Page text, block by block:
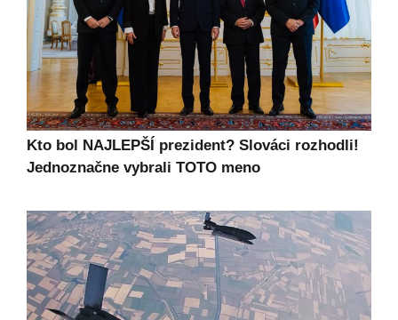
Kto bol NAJLEPŠÍ prezident? Slováci rozhodli!
Jednoznačne vybrali TOTO meno